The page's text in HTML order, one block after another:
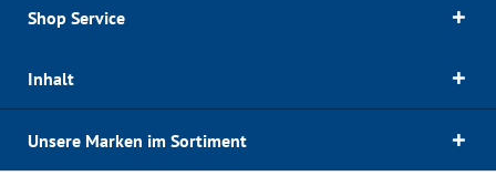
Shop Service
Inhalt
Unsere Marken im Sortiment